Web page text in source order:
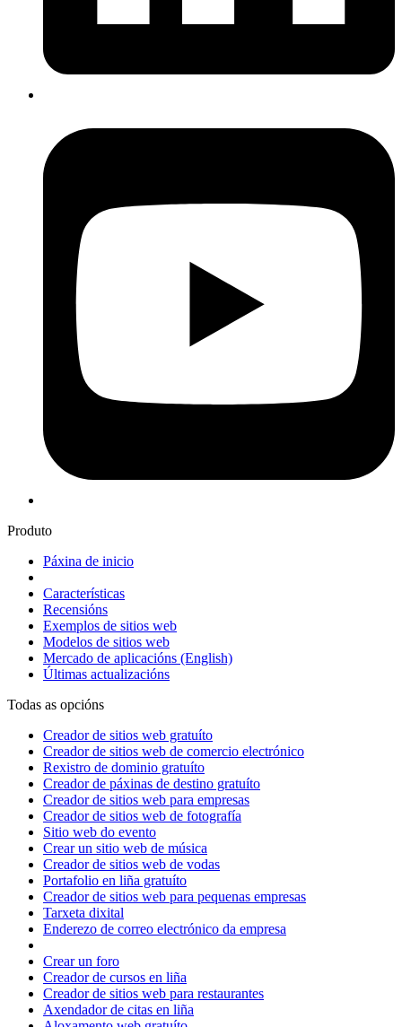
Produto
Páxina de inicio
Características
Recensións
Exemplos de sitios web
Modelos de sitios web
Mercado de aplicacións (English)
Últimas actualizacións
Todas as opcións
Creador de sitios web gratuíto
Creador de sitios web de comercio electrónico
Rexistro de dominio gratuíto
Creador de páxinas de destino gratuíto
Creador de sitios web para empresas
Creador de sitios web de fotografía
Sitio web do evento
Crear un sitio web de música
Creador de sitios web de vodas
Portafolio en liña gratuíto
Creador de sitios web para pequenas empresas
Tarxeta dixital
Enderezo de correo electrónico da empresa
Crear un foro
Creador de cursos en liña
Creador de sitios web para restaurantes
Axendador de citas en liña